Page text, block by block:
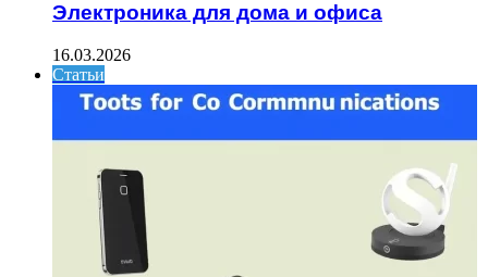
Электроника для дома и офиса
16.03.2026
Статьи